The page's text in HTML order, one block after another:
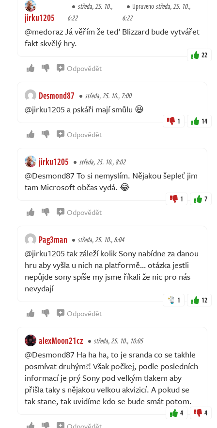
jirku1205
středa, 25. 10.,
6:22
Upravenostředa, 25. 10.,
6:22
@medoraz Já věřím že teď Blizzard bude vytvářet
fakt skvělý hry.
22
Odpovědět
Desmond87 středa, 25. 10., 7:00
@jirku1205 a pskáři mají smůlu 😆
1 14
Odpovědět
jirku1205 středa, 25. 10., 8:02
@Desmond87 To si nemyslím. Nějakou šepleť jim
tam Microsoft občas vydá. 😂
1 7
Odpovědět
Pag3man středa, 25. 10., 8:04
@jirku1205 tak záleží kolik Sony nabídne za danou
hru aby vyšla u nich na platformě… otázka jestli
nepůjde sony spíše my jsme říkali že nic pro nás
nevydají
1 12
Odpovědět
alexMoon21cz středa, 25. 10., 10:05
@Desmond87 Ha ha ha, to je sranda co se takhle
posmívat druhým?! Však počkej, podle posledních
informací je prý Sony pod velkým tlakem aby
přišla taky s nějakou velkou akvizicí. A pokud se
tak stane, tak uvidíme kdo se bude smát potom.
4 4